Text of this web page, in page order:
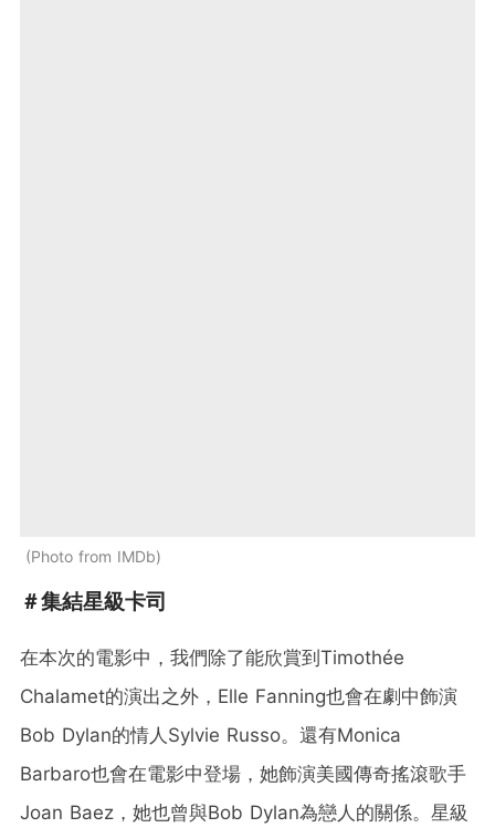
Photo from IMDb
＃集結星級卡司
在本次的電影中，我們除了能欣賞到Timothée
Chalamet的演出之外，Elle Fanning也會在劇中飾演
Bob Dylan的情人Sylvie Russo。還有Monica
Barbaro也會在電影中登場，她飾演美國傳奇搖滾歌手
Joan Baez，她也曾與Bob Dylan為戀人的關係。星級